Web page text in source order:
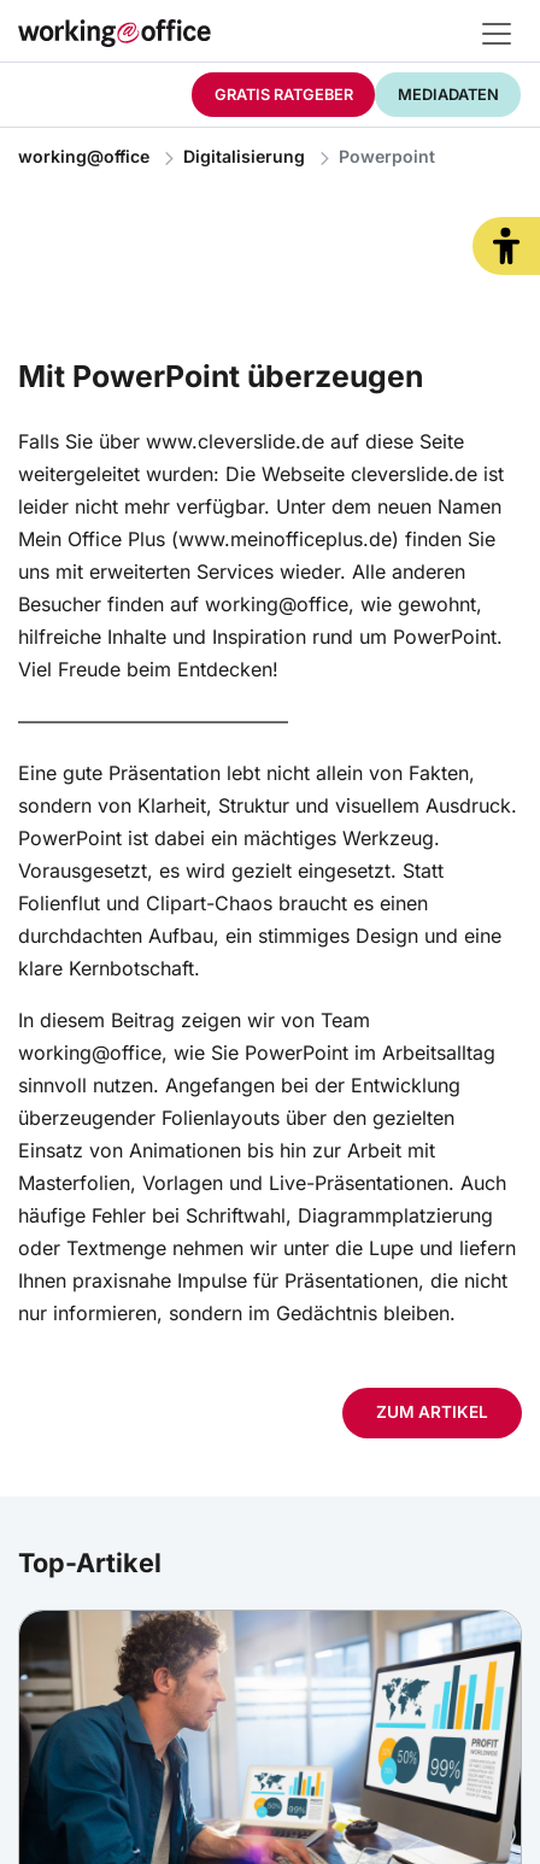
GRATIS RATGEBER MEDIADATEN
working@office Digitalisierung Powerpoint
Mit PowerPoint überzeugen
Falls Sie über www.cleverslide.de auf diese Seite
weitergeleitet wurden: Die Webseite cleverslide.de ist
leider nicht mehr verfügbar. Unter dem neuen Namen
Mein Office Plus (www.meinofficeplus.de) finden Sie
uns mit erweiterten Services wieder. Alle anderen
Besucher finden auf working@office, wie gewohnt,
hilfreiche Inhalte und Inspiration rund um PowerPoint.
Viel Freude beim Entdecken!
——————————————
Eine gute Präsentation lebt nicht allein von Fakten,
sondern von Klarheit, Struktur und visuellem Ausdruck.
PowerPoint ist dabei ein mächtiges Werkzeug.
Vorausgesetzt, es wird gezielt eingesetzt. Statt
Folienflut und Clipart-Chaos braucht es einen
durchdachten Aufbau, ein stimmiges Design und eine
klare Kernbotschaft.
In diesem Beitrag zeigen wir von Team
working@office, wie Sie PowerPoint im Arbeitsalltag
sinnvoll nutzen. Angefangen bei der Entwicklung
überzeugender Folienlayouts über den gezielten
Einsatz von Animationen bis hin zur Arbeit mit
Masterfolien, Vorlagen und Live-Präsentationen. Auch
häufige Fehler bei Schriftwahl, Diagrammplatzierung
oder Textmenge nehmen wir unter die Lupe und liefern
Ihnen praxisnahe Impulse für Präsentationen, die nicht
nur informieren, sondern im Gedächtnis bleiben.
ZUM ARTIKEL
Top-Artikel